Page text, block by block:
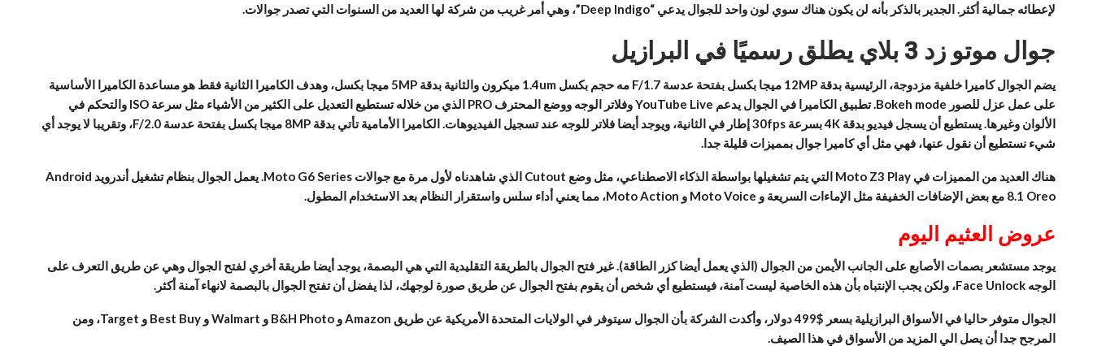
لإعطائه جمالية أكثر. الجدير بالذكر بأنه لن يكون هناك سوي لون واحد للجوال يدعي “Deep Indigo”، وهي أمر غريب من شركة لها العديد من السنوات التي تصدر جوالات.
جوال موتو زد 3 بلاي يطلق رسميًا في البرازيل
يضم الجوال كاميرا خلفية مزدوجة، الرئيسية بدقة 12MP ميجا بكسل بفتحة عدسة F/1.7 مه حجم بكسل 1.4um ميكرون والثانية بدقة 5MP ميجا بكسل، وهدف الكاميرا الثانية فقط هو مساعدة الكاميرا الأساسية
على عمل عزل للصور Bokeh mode. تطبيق الكاميرا في الجوال يدعم YouTube Live وفلاتر الوجه ووضع المحترف PRO الذي من خلاله تستطيع التعديل على الكثير من الأشياء مثل سرعة ISO والتحكم في
الألوان وغيرها. يستطيع أن يسجل فيديو بدقة 4K بسرعة 30fps إطار في الثانية، ويوجد أيضا فلاتر للوجه عند تسجيل الفيديوهات. الكاميرا الأمامية تأتي بدقة 8MP ميجا بكسل بفتحة عدسة F/2.0، وتقريبا لا يوجد أي
شيء نستطيع أن نقول عنها، فهي مثل أي كاميرا جوال بمميزات قليلة جدا.
هناك العديد من المميزات في Moto Z3 Play التي يتم تشغيلها بواسطة الذكاء الاصطناعي، مثل وضع Cutout الذي شاهدناه لأول مرة مع جوالات Moto G6 Series. يعمل الجوال بنظام تشغيل أندرويد Android
8.1 Oreo مع بعض الإضافات الخفيفة مثل الإماءات السريعة و Moto Voice و Moto Action، مما يعني أداء سلس واستقرار النظام بعد الاستخدام المطول.
عروض العثيم اليوم
يوجد مستشعر بصمات الأصابع على الجانب الأيمن من الجوال (الذي يعمل أيضا كزر الطاقة). غير فتح الجوال بالطريقة التقليدية التي هي البصمة، يوجد أيضا طريقة أخري لفتح الجوال وهي عن طريق التعرف على
الوجه Face Unlock، ولكن يجب الإنتباه بأن هذه الخاصية ليست آمنة، فيستطيع أي شخص أن يقوم بفتح الجوال عن طريق صورة لوجهك، لذا يفضل أن تفتح الجوال بالبصمة لانهاء آمنة أكثر.
الجوال متوفر حاليا في الأسواق البرازيلية بسعر $499 دولار، وأكدت الشركة بأن الجوال سيتوفر في الولايات المتحدة الأمريكية عن طريق Amazon و B&H Photo و Walmart و Best Buy و Target، ومن
المرجح جدا أن يصل الي المزيد من الأسواق في هذا الصيف.